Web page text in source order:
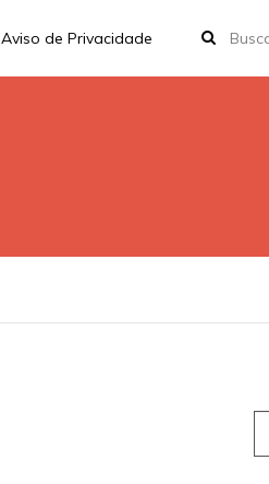
Aviso de Privacidade